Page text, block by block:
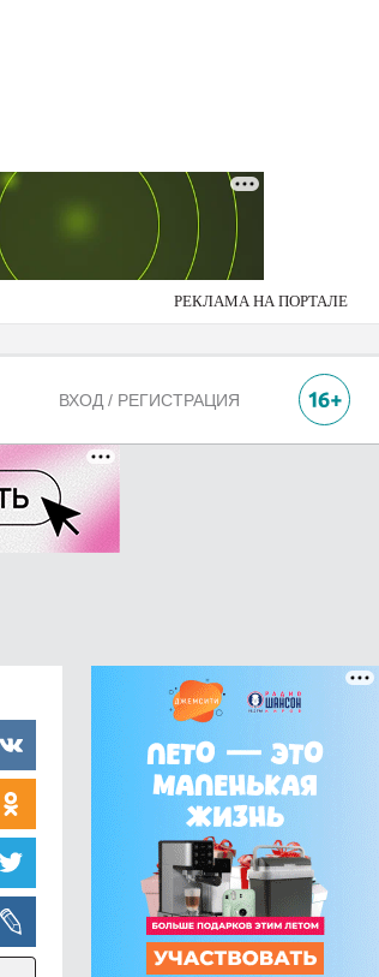
РЕКЛАМА НА ПОРТАЛЕ
ВХОД / РЕГИСТРАЦИЯ